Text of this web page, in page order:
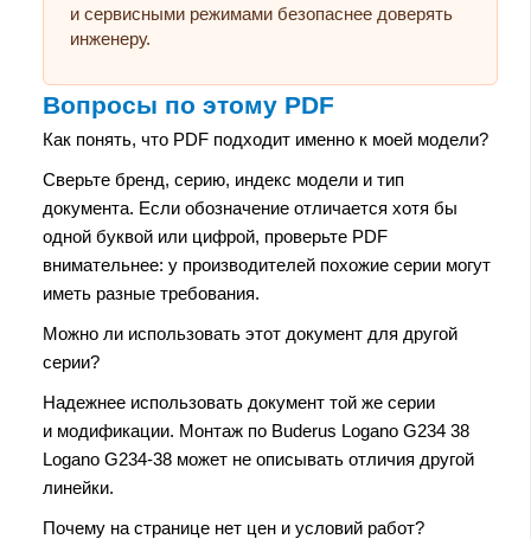
и сервисными режимами безопаснее доверять
инженеру.
Вопросы по этому PDF
Как понять, что PDF подходит именно к моей модели?
Сверьте бренд, серию, индекс модели и тип
документа. Если обозначение отличается хотя бы
одной буквой или цифрой, проверьте PDF
внимательнее: у производителей похожие серии могут
иметь разные требования.
Можно ли использовать этот документ для другой
серии?
Надежнее использовать документ той же серии
и модификации. Монтаж по Buderus Logano G234 38
Logano G234-38 может не описывать отличия другой
линейки.
Почему на странице нет цен и условий работ?